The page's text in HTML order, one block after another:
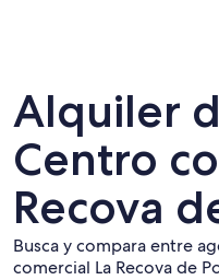
Alquiler
Centro
Recova
Busca y compara entre
comercial La Recova de